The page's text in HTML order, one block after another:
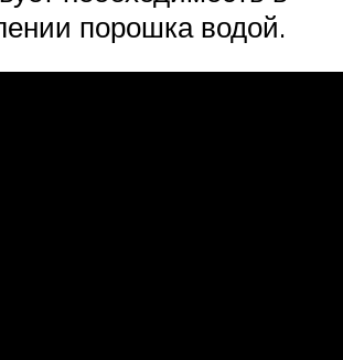
порошка водой.